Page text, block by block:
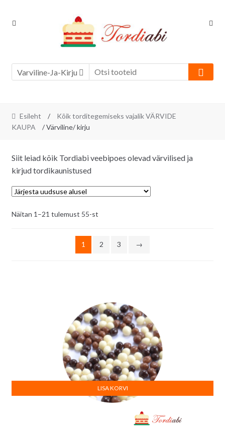
Skip
Skip
Varviline-Ja-Kirju
Esileht /
Kõik torditegemiseks vajalik VÄRVIDE
KAUPA
/ Värviline/ kirju
Siit leiad kõik Tordiabi veebipoes olevad värvilised ja
kirjud tordikaunistused
Näitan 1–21 tulemust 55-stSorditud
1
2 3 →
LISA KORVI